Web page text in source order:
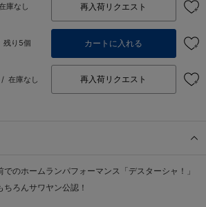
庫なし 再入荷リクエスト
残り5個 カートに入れる
/ 在庫なし 再入荷リクエスト
のホームランパフォーマンス「デスターシャ！」
ろんサワヤン公認！